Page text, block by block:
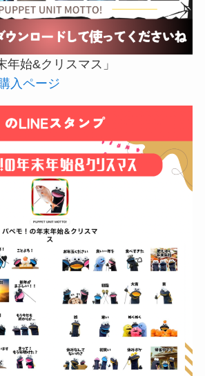
年始&クリスマス」
入ページ